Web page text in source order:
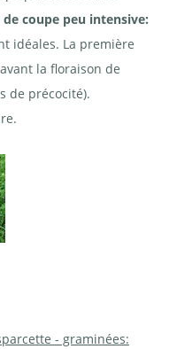
coupe peu intensive:
idéales. La première
la floraison de
de précocité).
- graminées: